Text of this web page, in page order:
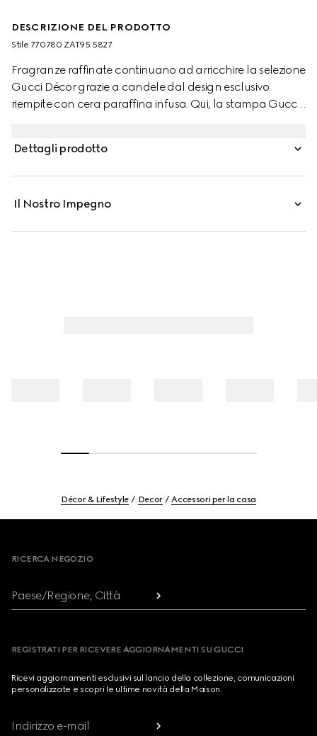
DESCRIZIONE DEL PRODOTTO
Stile ‎770780 ZAT95 5827
Fragranze raffinate continuano ad arricchire la selezione
Gucci Décor grazie a candele dal design esclusivo
riempite con cera paraffina infusa. Qui, la stampa Gucci
selezione di articoli, in cui la stampa ispirata alla natura
Dettagli prodotto
Il Nostro Impegno
Décor & Lifestyle Decor Accessori per la casa
RICERCA NEGOZIO
Paese/Regione, Città
REGISTRATI PER RICEVERE AGGIORNAMENTI SU GUCCI
Ricevi aggiornamenti esclusivi sul lancio della collezione, comunicazioni
personalizzate e scopri le ultime novità della Maison.
Indirizzo e-mail